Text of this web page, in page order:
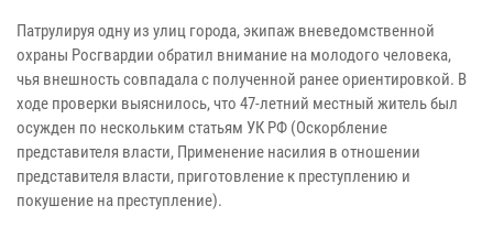
Патрулируя одну из улиц города, экипаж вневедомственной
охраны Росгвардии обратил внимание на молодого человека,
чья внешность совпадала с полученной ранее ориентировкой. В
ходе проверки выяснилось, что 47-летний местный житель был
осужден по нескольким статьям УК РФ (Оскорбление
представителя власти, Применение насилия в отношении
представителя власти, приготовление к преступлению и
покушение на преступление).